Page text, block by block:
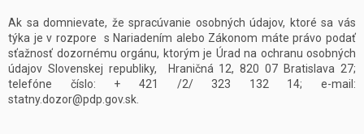
Ak sa domnievate, že spracúvanie osobných údajov, ktoré sa vás
týka je v rozpore s Nariadením alebo Zákonom máte právo podať
sťažnosť dozornému orgánu, ktorým je Úrad na ochranu osobných
údajov Slovenskej republiky, Hraničná 12, 820 07 Bratislava 27;
telefóne číslo: + 421 /2/ 323 132 14; e-mail:
statny.dozor@pdp.gov.sk.